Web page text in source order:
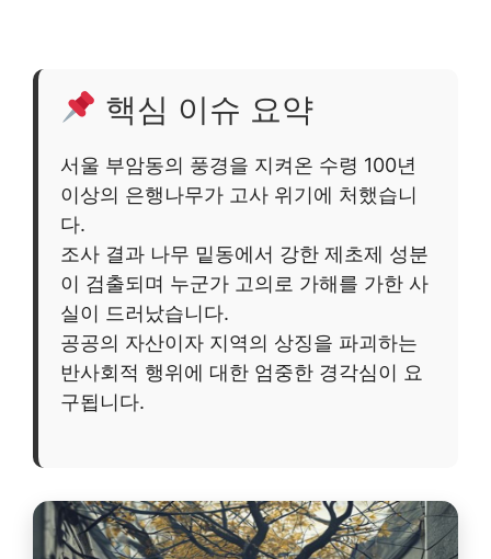
핵심 이슈 요약
서울 부암동의 풍경을 지켜온 수령 100년
이상의 은행나무가 고사 위기에 처했습니
다.
조사 결과 나무 밑동에서 강한 제초제 성분
이 검출되며 누군가 고의로 가해를 가한 사
실이 드러났습니다.
공공의 자산이자 지역의 상징을 파괴하는
반사회적 행위에 대한 엄중한 경각심이 요
구됩니다.